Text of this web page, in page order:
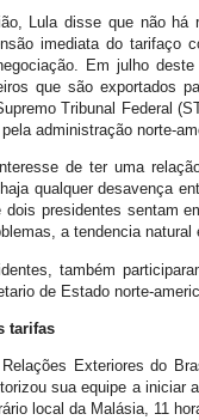
Lula disse que não
imediata do tarifaço
Em julho
que são exportados
Tribunal Federal
administração norte-
de ter uma
qualquer desavença
dois presidentes sentam
a tendencia natural
também
de Estado norte-
tarifas
Exteriores do
sua equipe a iniciar
local da Malásia, 11